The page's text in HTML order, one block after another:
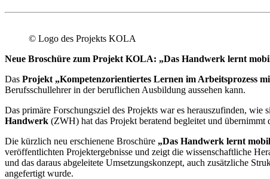
© Logo des Projekts KOLA
Neue Broschüre zum Projekt KOLA: „Das Handwerk lernt
Das Projekt „Kompetenzorientiertes Lernen im Arbeitsprozess
Berufsschullehrer in der beruflichen Ausbildung aussehen kann.
Das primäre Forschungsziel des Projekts war es herauszufinden,
Handwerk (ZWH) hat das Projekt beratend begleitet und übernimmt
Die kürzlich neu erschienene Broschüre „Das Handwerk lernt
veröffentlichten Projektergebnisse und zeigt die wissenschaftliche
und das daraus abgeleitete Umsetzungskonzept, auch zusätzliche
angefertigt wurde.